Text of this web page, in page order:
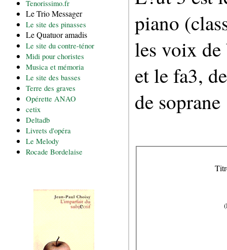
Tenorissimo.fr
Le Trio Messager
Le site des pinasses
Le Quatuor amadis
Le site du contre-ténor
Midi pour choristes
Musica et mémoria
Le site des basses
Terre des graves
Opérette ANAO
cetix
Deltadb
Livrets d'opéra
Le Melody
Rocade Bordelaise
piano
les voix de
et le fa3,
de